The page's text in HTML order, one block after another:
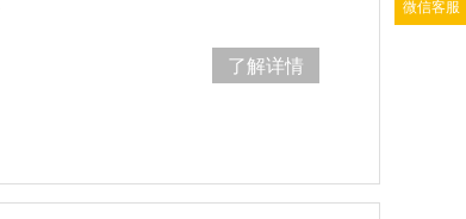
了解详情
微信客服